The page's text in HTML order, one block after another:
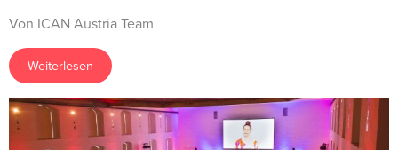
Von ICAN Austria Team
Weiterlesen